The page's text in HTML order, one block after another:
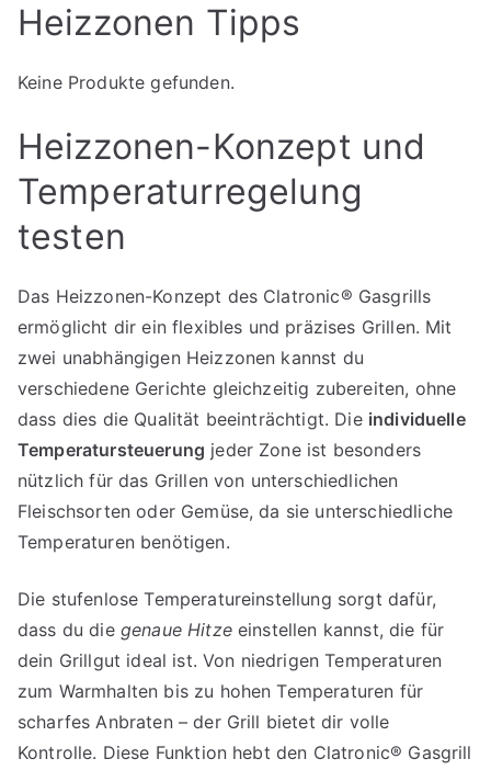
Heizzonen Tipps
Keine Produkte gefunden.
Heizzonen-Konzept und
Temperaturregelung
testen
Das Heizzonen-Konzept des Clatronic® Gasgrills
ermöglicht dir ein flexibles und präzises Grillen. Mit
zwei unabhängigen Heizzonen kannst du
verschiedene Gerichte gleichzeitig zubereiten, ohne
dass dies die Qualität beeinträchtigt. Die individuelle
Temperatursteuerung jeder Zone ist besonders
nützlich für das Grillen von unterschiedlichen
Fleischsorten oder Gemüse, da sie unterschiedliche
Temperaturen benötigen.
Die stufenlose Temperatureinstellung sorgt dafür,
dass du die genaue Hitzeeinstellen kannst, die für
dein Grillgut ideal ist. Von niedrigen Temperaturen
zum Warmhalten bis zu hohen Temperaturen für
scharfes Anbraten – der Grill bietet dir volle
Kontrolle. Diese Funktion hebt den Clatronic® Gasgrill